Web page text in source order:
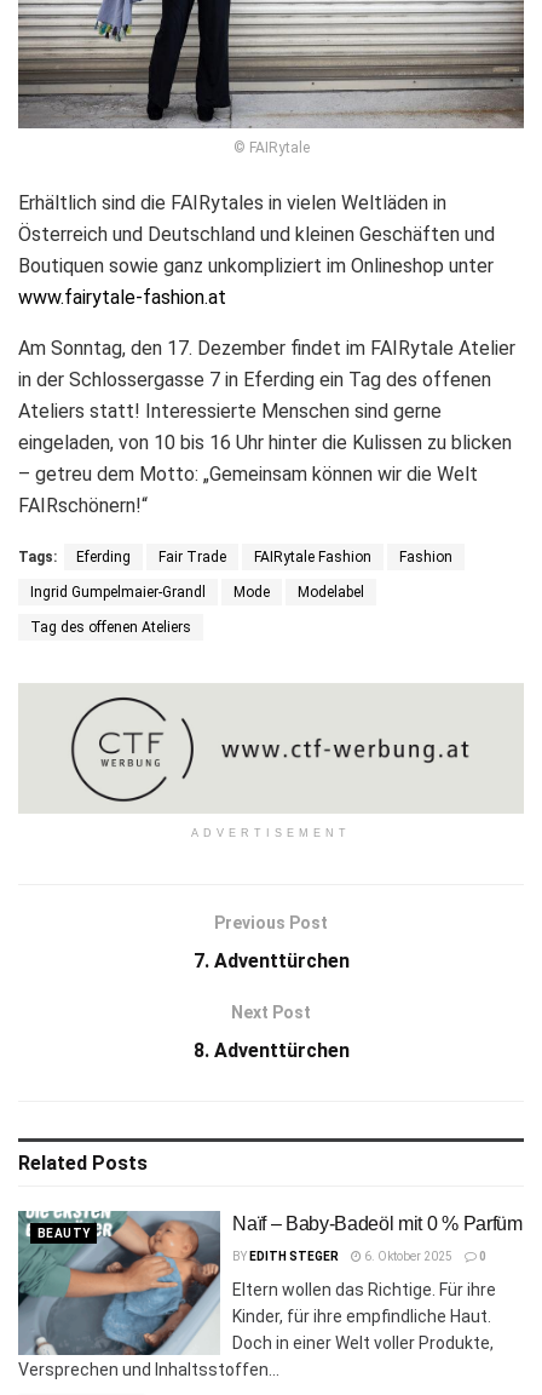
© FAIRytale
Erhältlich sind die FAIRytales in vielen Weltläden in
Österreich und Deutschland und kleinen Geschäften und
Boutiquen sowie ganz unkompliziert im Onlineshop unter
www.fairytale-fashion.at
Am Sonntag, den 17. Dezember findet im FAIRytale Atelier
in der Schlossergasse 7 in Eferding ein Tag des offenen
Ateliers statt! Interessierte Menschen sind gerne
eingeladen, von 10 bis 16 Uhr hinter die Kulissen zu blicken
– getreu dem Motto: „Gemeinsam können wir die Welt
FAIRschönern!“
Tags: Eferding Fair Trade FAIRytale Fashion Fashion
Ingrid Gumpelmaier-Grandl Mode Modelabel
Tag des offenen Ateliers
ADVERTISEMENT
Previous Post
7. Adventtürchen
Next Post
8. Adventtürchen
Related Posts
BEAUTY Naïf – Baby-Badeöl mit 0 % Parfüm
BY EDITH STEGER 6. Oktober 2025 0
Eltern wollen das Richtige. Für ihre
Kinder, für ihre empfindliche Haut.
Doch in einer Welt voller Produkte,
Versprechen und Inhaltsstoffen...